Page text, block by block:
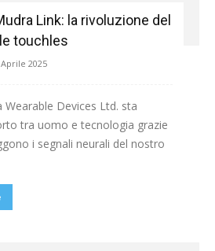
Link: la rivoluzione del
touchles
Aprile 2025
Wearable Devices Ltd. sta
tra uomo e tecnologia grazie
i segnali neurali del nostro